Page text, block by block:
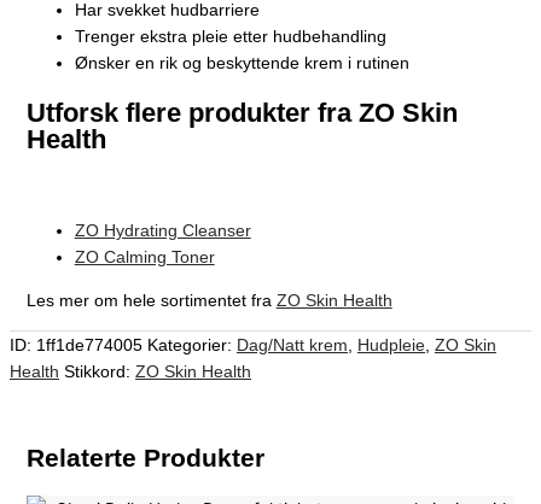
Har svekket hudbarriere
Trenger ekstra pleie etter hudbehandling
Ønsker en rik og beskyttende krem i rutinen
Utforsk flere produkter fra ZO Skin
Health
ZO Hydrating Cleanser
ZO Calming Toner
Les mer om hele sortimentet fra ZO Skin Health
ID: 1ff1de774005 Kategorier: Dag/Natt krem, Hudpleie, ZO Skin
Health Stikkord: ZO Skin Health
Relaterte Produkter